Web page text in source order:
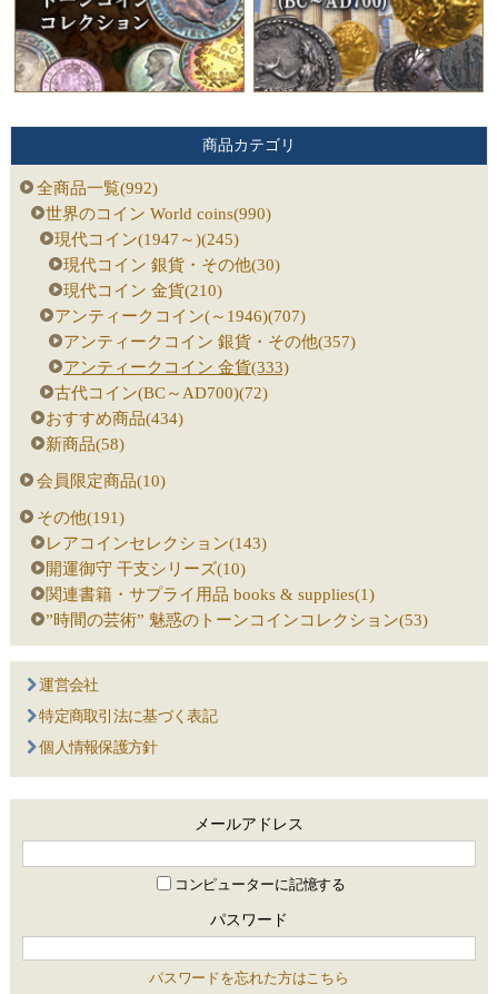
商品カテゴリ
全商品一覧(992)
世界のコイン World coins(990)
現代コイン(1947～)(245)
現代コイン 銀貨・その他(30)
現代コイン 金貨(210)
アンティークコイン(～1946)(707)
アンティークコイン 銀貨・その他(357)
アンティークコイン 金貨(333)
古代コイン(BC～AD700)(72)
おすすめ商品(434)
新商品(58)
会員限定商品(10)
その他(191)
レアコインセレクション(143)
開運御守 干支シリーズ(10)
関連書籍・サプライ用品 books & supplies(1)
”時間の芸術” 魅惑のトーンコインコレクション(53)
運営会社
特定商取引法に基づく表記
個人情報保護方針
メールアドレス
コンピューターに記憶する
パスワード
パスワードを忘れた方はこちら